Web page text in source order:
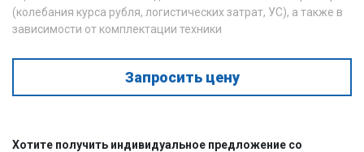
(колебания курса рубля, логистических затрат, УС), а также в
зависимости от комплектации техники
Запросить цену
Хотите получить индивидуальное предложение со